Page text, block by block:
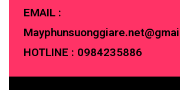
EMAIL :
HOTLINE : 0984235886